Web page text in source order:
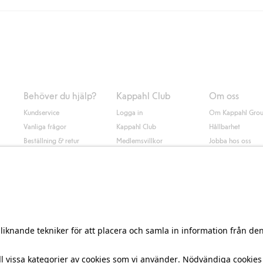
Behöver du hjälp?
Kundservice
Vanliga frågor
Beställning & retur
Kappahl Club
Logga in
Kappahl Club
Medlemsvillkor
Om oss
Om Kappahl
Hållbarhet
Jobba hos oss